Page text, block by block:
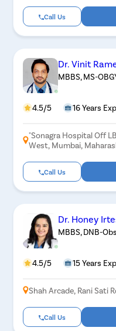
Call Us
Dr. Vinit
MBBS, MS-
4.5/5 16 Years
"Sonagra Hospital Off
West, Mumbai,
Call Us
Dr. Honey
MBBS, DNB-
4.5/5 15 Years
Shah Arcade, Rani Sati
Call Us